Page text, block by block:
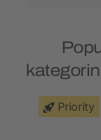
Priority